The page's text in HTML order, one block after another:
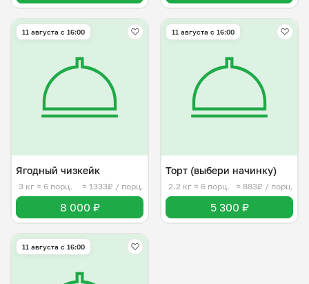
11 августа с 16:00
Ягодный чизкейк
3 кг ≈ 6 порц. ≈ 1333₽ / порц.
8 000 ₽
11 августа с 16:00
Торт (выбери начинку)
2.2 кг ≈ 6 порц. ≈ 883₽ / порц.
5 300 ₽
11 августа с 16:00